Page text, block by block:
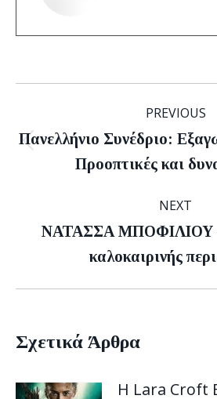
navigation
PREVIOUS
post:
Πανελλήνιο Συνέδριο:
Προοπτικές και
NEXT
Next
post:
ΝΑΤΑΣΣΑ ΜΠΟΦΙΛΙΟΥ
καλοκαιρινής
Σχετικά Άρθρα
H Lara Croft